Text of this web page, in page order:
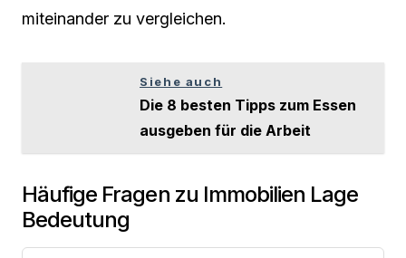
miteinander zu vergleichen.
Siehe auch
Die 8 besten Tipps zum Essen
ausgeben für die Arbeit
Häufige Fragen zu Immobilien Lage
Bedeutung